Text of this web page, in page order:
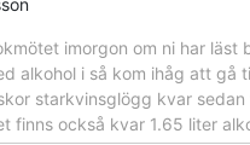
imorgon om ni har
alkohol i så kom ihåg att gå
starkvinsglögg kvar
finns också kvar 1.65 liter